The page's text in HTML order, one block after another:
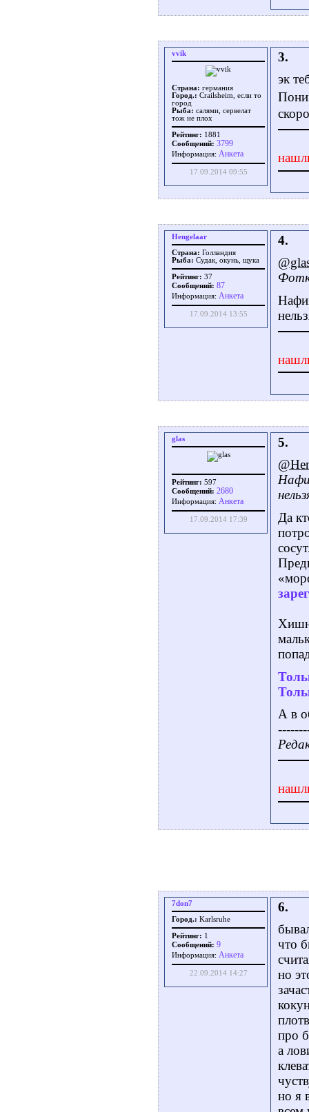
vvik
Страна: германия
Город.: Crailsheim, если то
город
Рыба: салями, сервелат
тож не плох
Рейтинг: 1881
Сообщений: 3799
Информация: Aнкета
17.09.2014 09:55
3.
эк
Hengelaar
Страна: Голландия
Рыба: Судак, окунь, щука
Рейтинг: 37
Сообщений: 87
Информация: Aнкета
17.09.2014 13:55
4.
glas
Рейтинг: 597
Сообщений: 2680
Информация: Aнкета
17.09.2014 17:39
5.
Да
А в
7don7
Город.: Karlsruhe
Рейтинг: 1
Сообщений: 9
Информация: Aнкета
22.09.2014 14:27
6.
что
но
про
а
но я